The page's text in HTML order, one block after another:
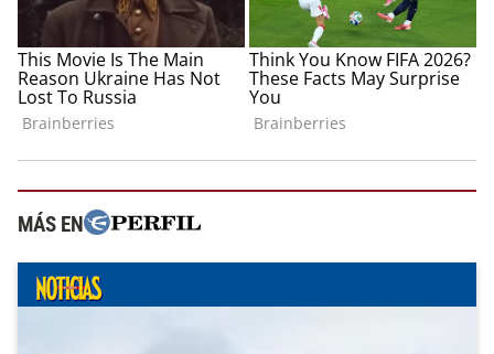
MÁS EN